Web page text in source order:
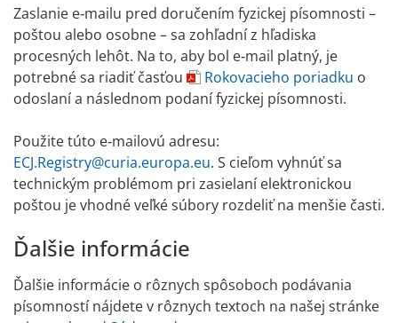
Zaslanie e‑mailu pred doručením fyzickej písomnosti –
poštou alebo osobne – sa zohľadní z hľadiska
procesných lehôt. Na to, aby bol e‑mail platný, je
potrebné sa riadiť časťou
Rokovacieho poriadku o
odoslaní a následnom podaní fyzickej písomnosti.
Použite túto e‑mailovú adresu:
ECJ.Registry@curia.europa.eu. S cieľom vyhnúť sa
technickým problémom pri zasielaní elektronickou
poštou je vhodné veľké súbory rozdeliť na menšie časti.
Ďalšie informácie
Ďalšie informácie o rôznych spôsoboch podávania
písomností nájdete v rôznych textoch na našej stránke